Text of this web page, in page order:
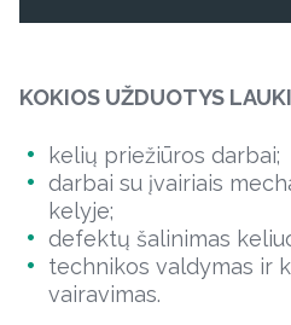
KOKIOS UŽDUOTYS
kelių priežiūros darbai;
darbai su įvairiais
kelyje;
defektų šalinimas
technikos valdymas ir
vairavimas.